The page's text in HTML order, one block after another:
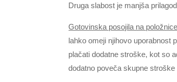
Druga slabost je manjša
Gotovinska posojila na položnice
lahko omeji njihovo uporabnost
plačati dodatne stroške, kot so
dodatno poveča skupne stroške